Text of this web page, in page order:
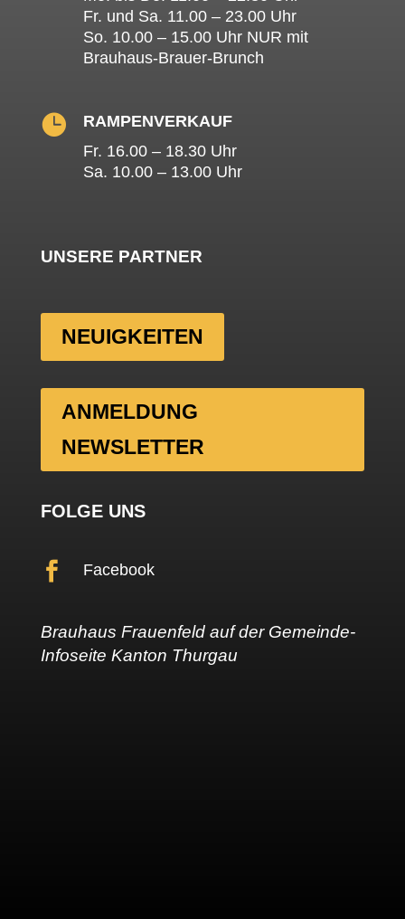
Fr. und Sa. 11.00 – 23.00 Uhr
So. 10.00 – 15.00 Uhr NUR mit
Brauhaus-Brauer-Brunch

RAMPENVERKAUF
Fr. 16.00 – 18.30 Uhr
Sa. 10.00 – 13.00 Uhr
UNSERE PARTNER
NEUIGKEITEN
ANMELDUNG
NEWSLETTER
FOLGE UNS
 Facebook
Brauhaus Frauenfeld auf der Gemeinde-
Infoseite Kanton Thurgau